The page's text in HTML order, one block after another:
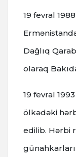
19 fevral
Dağlıq
olaraq
19 fevral
ölkədəki
edilib. Hərbi